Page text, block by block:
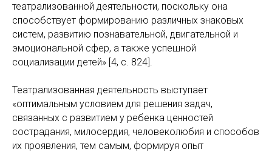
театрализованной деятельности, поскольку она
способствует формированию различных знаковых
систем, развитию познавательной, двигательной и
эмоциональной сфер, а также успешной
социализации детей» [4, с. 824].
Театрализованная деятельность выступает
«оптимальным условием для решения задач,
связанных с развитием у ребенка ценностей
сострадания, милосердия, человеколюбия и способов
их проявления, тем самым, формируя опыт